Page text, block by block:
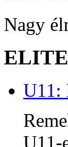
Nagy
U11:
U11-